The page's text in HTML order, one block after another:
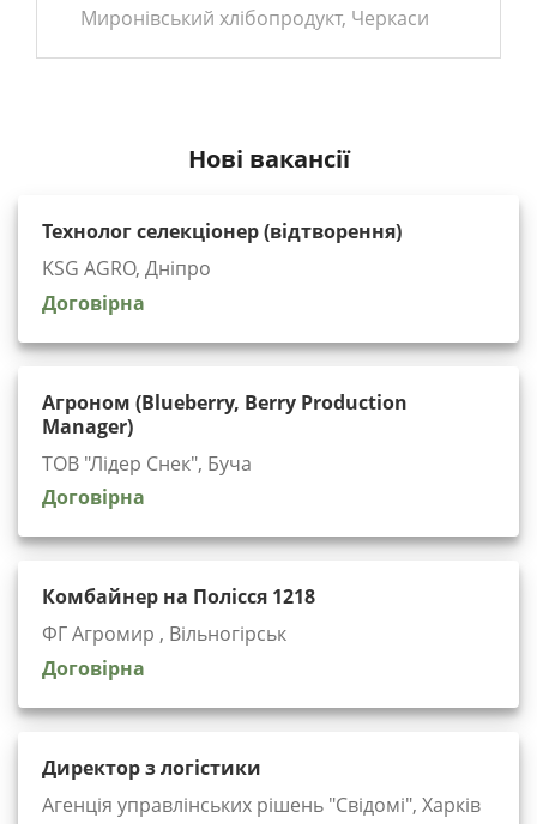
Миронівський хлібопродукт, Черкаси
Нові вакансії
Технолог селекціонер (відтворення)
KSG AGRO, Дніпро
Договірна
Агроном (Blueberry, Berry Production
Manager)
ТОВ "Лідер Снек", Буча
Договірна
Комбайнер на Полісся 1218
ФГ Агромир , Вільногірськ
Договірна
Директор з логістики
Агенція управлінських рішень "Cвідомі", Харків